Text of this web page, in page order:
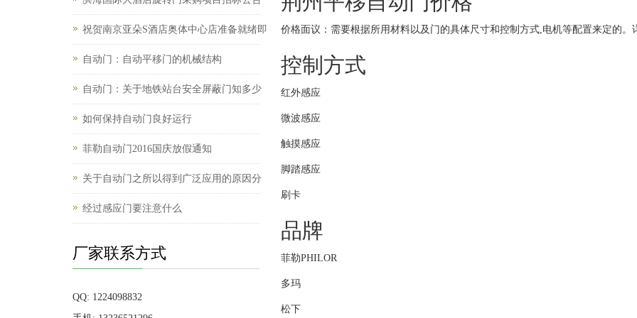
价格面议：需要根据所用材料以及门的具体尺寸和控制方式,电机等配置来定的。
控制方式
红外感应
微波感应
触摸感应
脚踏感应
刷卡
品牌
菲勒PHILOR
多玛
松下
祝贺南京亚朵S酒店奥体中心店准备就绪即
自动门：自动平移门的机械结构
自动门：关于地铁站台安全屏蔽门知多少
如何保持自动门良好运行
菲勒自动门2016国庆放假通知
关于自动门之所以得到广泛应用的原因分
经过感应门要注意什么
厂家联系方式
QQ: 1224098832